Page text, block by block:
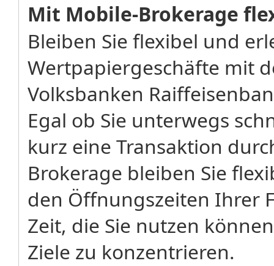
Mit Mobile-Brokerage
Bleiben Sie flexibel und
Wertpapiergeschäfte mit
Volksbanken
Egal ob Sie unterwegs
kurz eine Transaktion
Brokerage bleiben Sie
den Öffnungszeiten Ihrer
Zeit, die Sie nutzen
Ziele zu konzentrieren.